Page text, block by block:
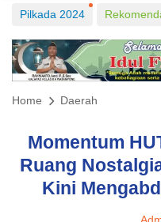
Pilkada 2024
Home Daerah
Momentum
Ruang
Kini